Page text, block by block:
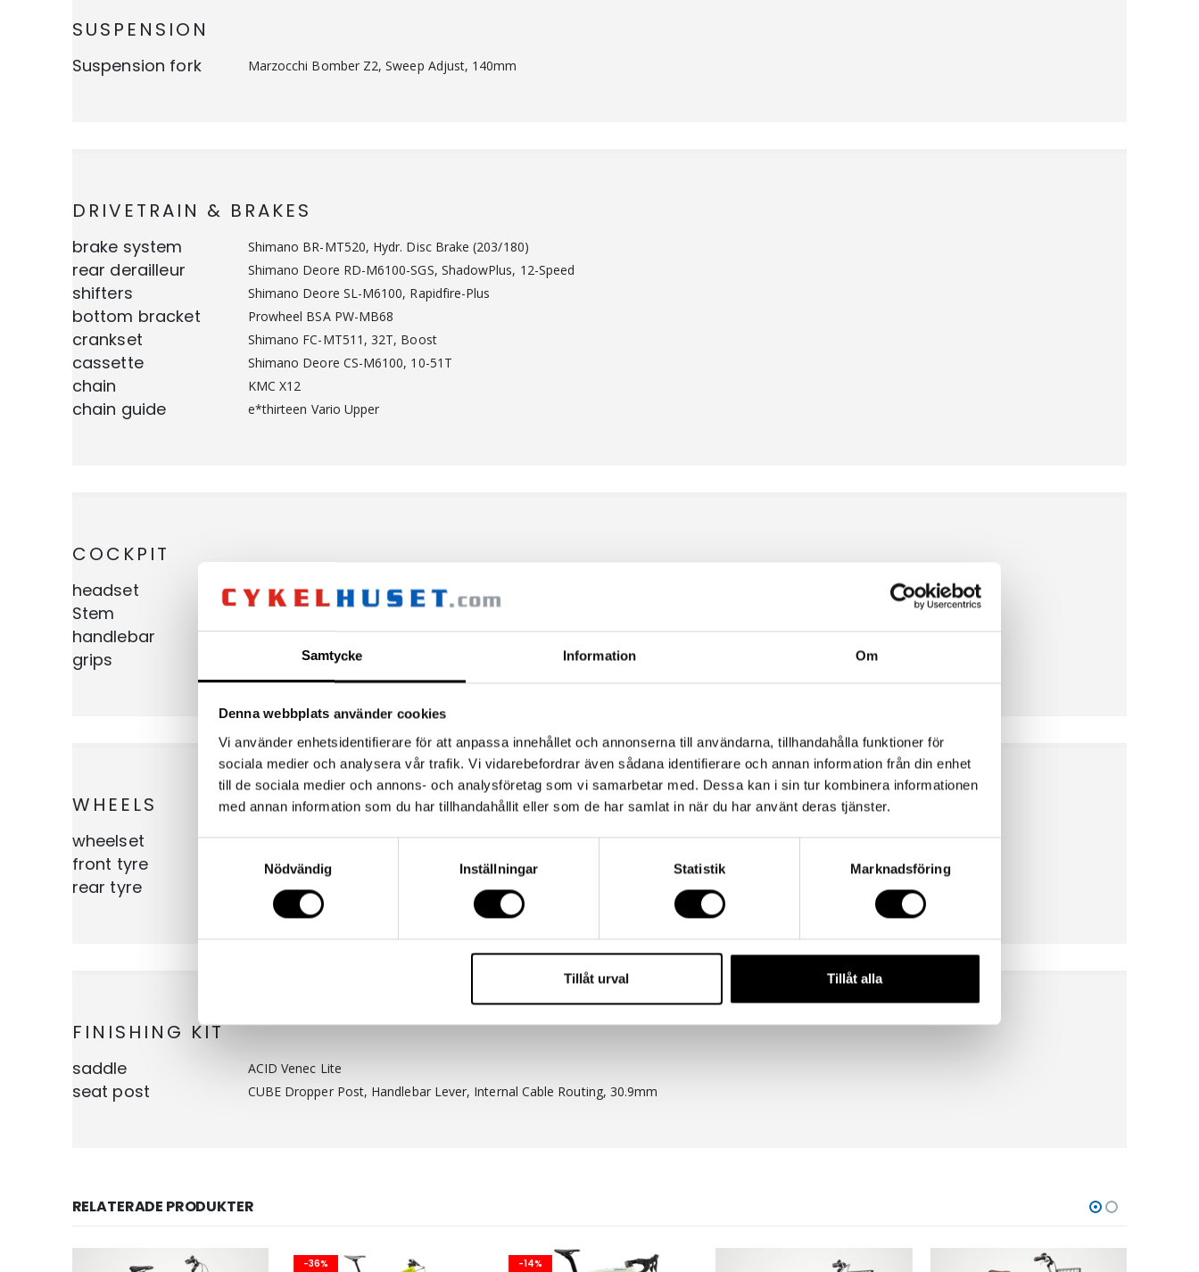
Samtycke Information Om
Denna webbplats använder cookies
Vi använder enhetsidentifierare för att anpassa innehållet och annonserna till användarna, tillhandahålla funktioner för
sociala medier och analysera vår trafik. Vi vidarebefordrar även sådana identifierare och annan information från din enhet
till de sociala medier och annons- och analysföretag som vi samarbetar med. Dessa kan i sin tur kombinera informationen
med annan information som du har tillhandahållit eller som de har samlat in när du har använt deras tjänster.
Nödvändig
Inställningar Statistik Marknadsföring
Tillåt urval Tillåt alla
SUSPENSION
Suspension fork Marzocchi Bomber Z2, Sweep Adjust, 140mm
DRIVETRAIN & BRAKES
brake system Shimano BR-MT520, Hydr. Disc Brake (203/180)
rear derailleur Shimano Deore RD-M6100-SGS, ShadowPlus, 12-Speed
shifters Shimano Deore SL-M6100, Rapidfire-Plus
bottom bracket Prowheel BSA PW-MB68
crankset Shimano FC-MT511, 32T, Boost
cassette Shimano Deore CS-M6100, 10-51T
chain KMC X12
chain guide e*thirteen Vario Upper
COCKPIT
headset VP Integrated, Top 1 1/8″, Bottom 1 1/2″
Stem Newmen Evolution 318.4, 31.8mm
handlebar Newmen Evolution SL 318.25, 780mm
grips ACID Disrupt, Soft Compound
WHEELS
wheelset Newmen Performance 30 light/base, 28/28 Spokes, 15x110mm / 12x148mm, Tubeless Ready
front tyre Conti Kryptotal Front, Enduro Soft, Tubeless Ready, 2.4
rear tyre Conti Kryptotal Rear, Enduro Soft, Tubeless Ready, 2.4
FINISHING KIT
saddle ACID Venec Lite
seat post CUBE Dropper Post, Handlebar Lever, Internal Cable Routing, 30.9mm
RELATERADE PRODUKTER
-36% -14%